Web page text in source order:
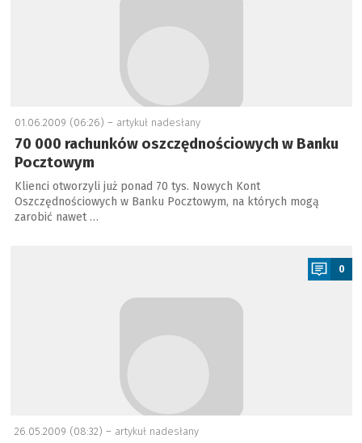
01.06.2009 (06:26) – artykuł nadesłany
70 000 rachunków oszczędnościowych w Banku
Pocztowym
Klienci otworzyli już ponad 70 tys. Nowych Kont
Oszczędnościowych w Banku Pocztowym, na których mogą
zarobić nawet …
0
26.05.2009 (08:32) – artykuł nadesłany